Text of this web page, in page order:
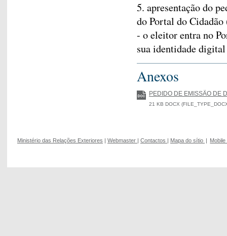
5. apresentação do
do Portal do
- o eleitor entra no
sua identidade
Anexos
PEDIDO DE EMISSÃO DE
21 KB DOCX
Ministério das Relações Exteriores Webmaster Contactos Mapa do sítio